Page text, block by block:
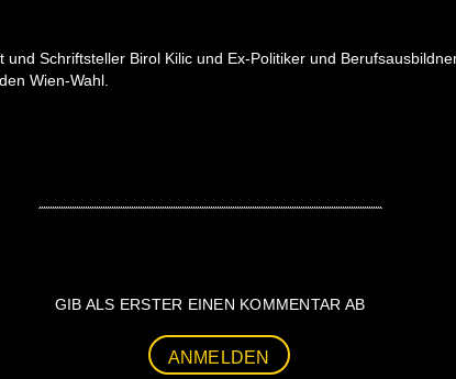
Schriftsteller Birol Kilic und Ex-Politiker und
Wien-Wahl.
GIB ALS ERSTER EINEN KOMMENTAR AB
ANMELDEN